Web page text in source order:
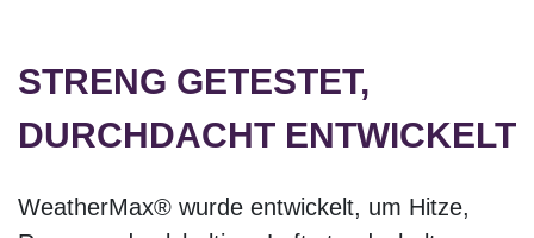
STRENG GETESTET,
DURCHDACHT ENTWICKELT
WeatherMax® wurde entwickelt, um Hitze,